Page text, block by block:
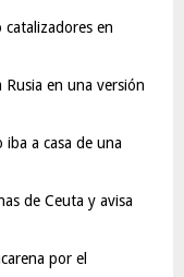
en
Rusia en una versión
a casa de una
de Ceuta y avisa
por el